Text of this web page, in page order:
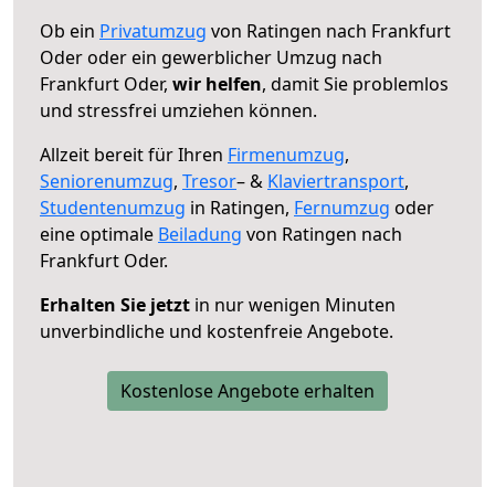
Ob ein Privatumzug von Ratingen nach Frankfurt
Oder oder ein gewerblicher Umzug nach
Frankfurt Oder, wir helfen, damit Sie problemlos
und stressfrei umziehen können.
Allzeit bereit für Ihren Firmenumzug,
Seniorenumzug, Tresor– & Klaviertransport,
Studentenumzug in Ratingen, Fernumzug oder
eine optimale Beiladung von Ratingen nach
Frankfurt Oder.
Erhalten Sie jetzt in nur wenigen Minuten
unverbindliche und kostenfreie Angebote.
Kostenlose Angebote erhalten